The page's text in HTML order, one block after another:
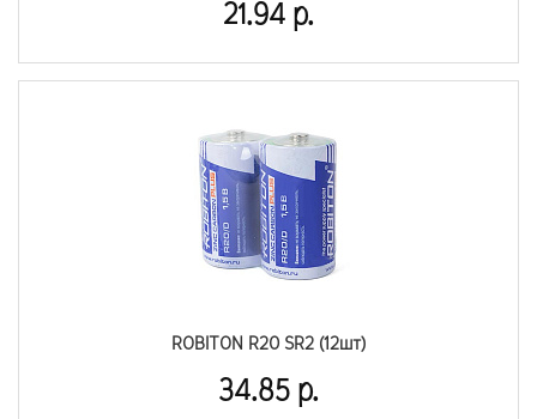
21.94 р.
ROBITON R20 SR2 (12шт)
34.85 р.